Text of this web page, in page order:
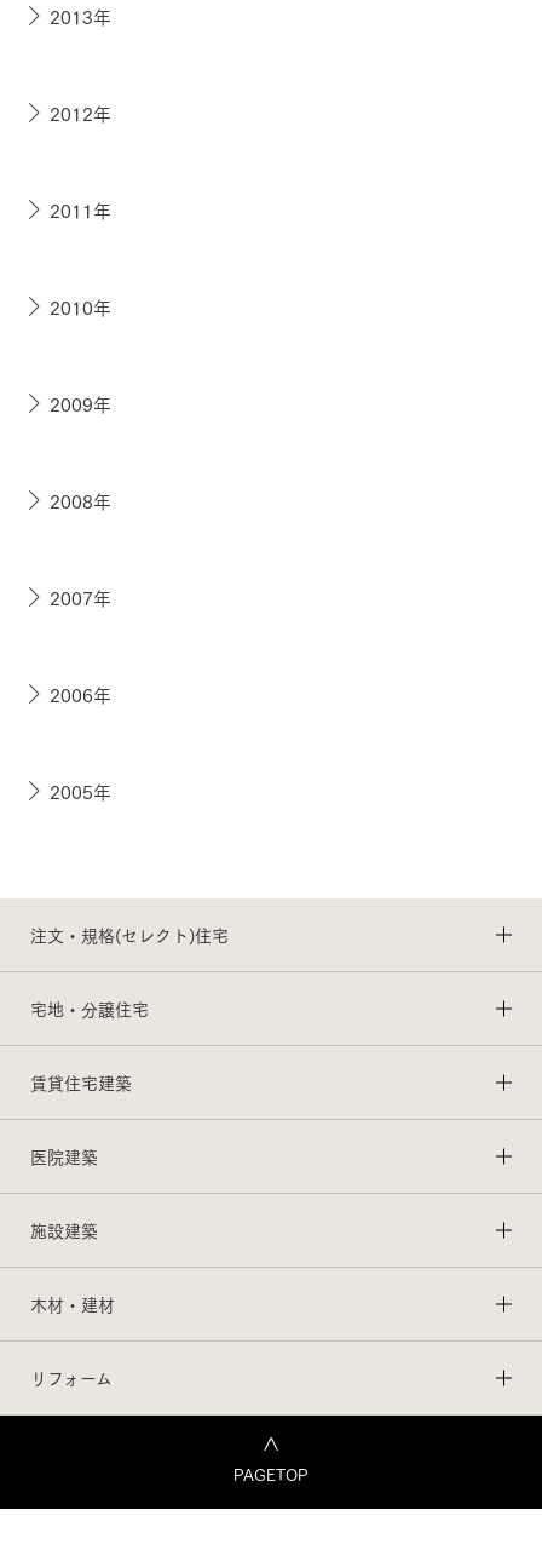
2013年
2012年
2011年
2010年
2009年
2008年
2007年
2006年
2005年
注文・規格(セレクト)住宅
宅地・分譲住宅
賃貸住宅建築
医院建築
施設建築
木材・建材
リフォーム
PAGETOP